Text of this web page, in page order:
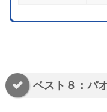
ベスト８：パ